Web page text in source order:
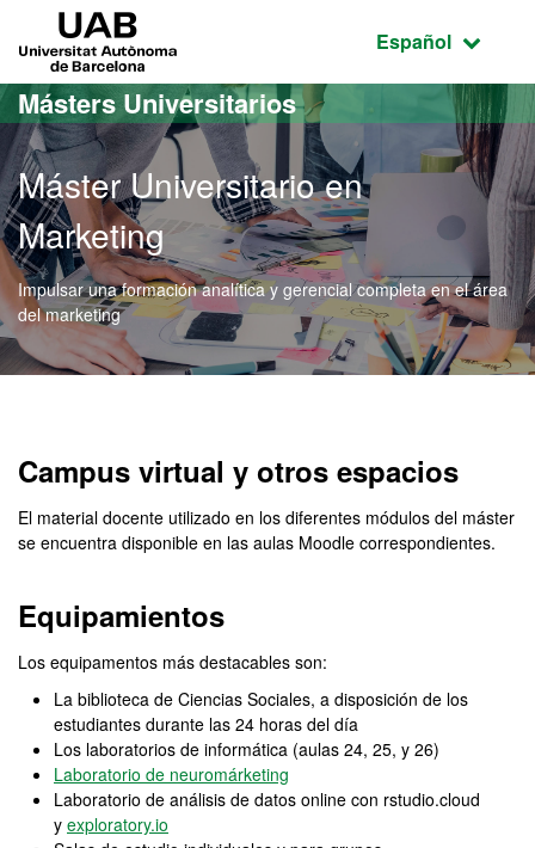
Acceso al contenido principal
Acceso a la navegación de la página
Idioma
Español
Másters Universitarios
Máster Universitario en
Marketing
Impulsar una formación analítica y gerencial completa en el área
del marketing
Campus virtual y otros espacios
El material docente utilizado en los diferentes módulos del máster
se encuentra disponible en las aulas Moodle correspondientes.
Equipamientos
Los equipamentos más destacables son:
La biblioteca de Ciencias Sociales, a disposición de los
estudiantes durante las 24 horas del día
Los laboratorios de informática (aulas 24, 25, y 26)
Laboratorio de neuromárketing
Laboratorio de análisis de datos online con rstudio.cloud
y exploratory.io